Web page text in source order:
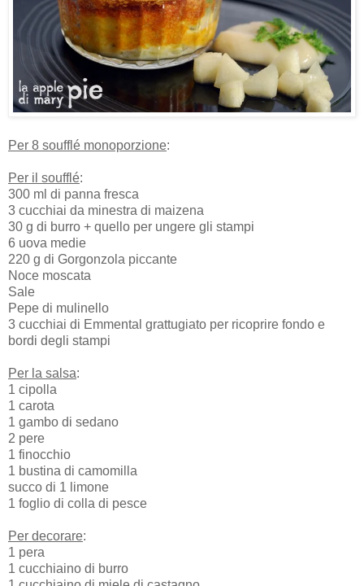
Per 8 soufflé monoporzione:
Per il soufflé:
300 ml di panna fresca
3 cucchiai da minestra di maizena
30 g di burro + quello per ungere gli stampi
6 uova medie
220 g di Gorgonzola piccante
Noce moscata
Sale
Pepe di mulinello
3 cucchiai di Emmental grattugiato per ricoprire fondo e
bordi degli stampi
Per la salsa:
1 cipolla
1 carota
1 gambo di sedano
2 pere
1 finocchio
1 bustina di camomilla
succo di 1 limone
1 foglio di colla di pesce
Per decorare:
1 pera
1 cucchiaino di burro